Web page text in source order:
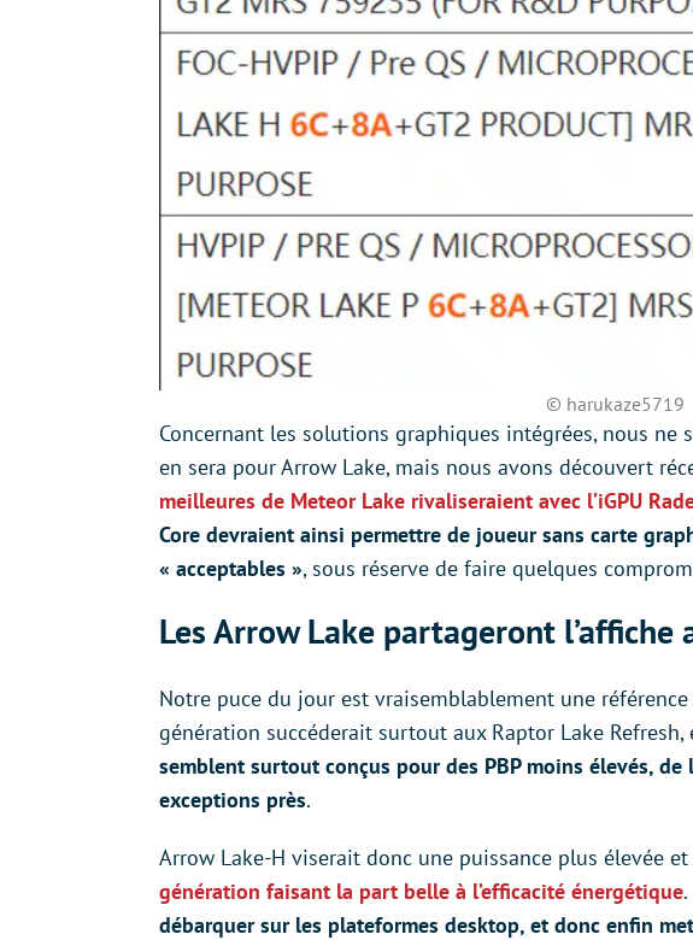
© harukaze5719
Concernant les solutions graphiques intégrées, nous ne
en sera pour Arrow Lake, mais nous avons découvert
meilleures de Meteor Lake rivaliseraient avec l’iGPU
Core devraient ainsi permettre de joueur sans carte
« acceptables », sous réserve de faire quelques
Les Arrow Lake partageront l’affiche
Notre puce du jour est vraisemblablement une référence
génération succéderait surtout aux Raptor Lake
semblent surtout conçus pour des PBP moins élevés, de
exceptions près.
Arrow Lake-H viserait donc une puissance plus élevée
génération faisant la part belle à l’efficacité énergétique
débarquer sur les plateformes desktop, et donc enfin